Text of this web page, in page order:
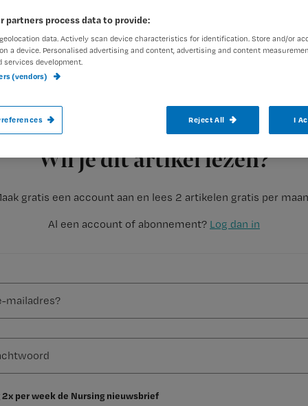
Wil je dit artikel lezen?
gratis een account aan en lees 2 artikelen gratis per
Al een account of abonnement? Log dan in
2x per week de Nursing nieuwsbrief
Bij het AMC in Amsterdam zijn sinds
media-ambassadeur’. Online plaatsen
werk. Zo delen verpleegkundigen
partners process data to provide:
data. Actively scan device characteristics for identification. Store and/or
a device. Personalised advertising and content, advertising and content
services development.
(vendors)
Reject All I